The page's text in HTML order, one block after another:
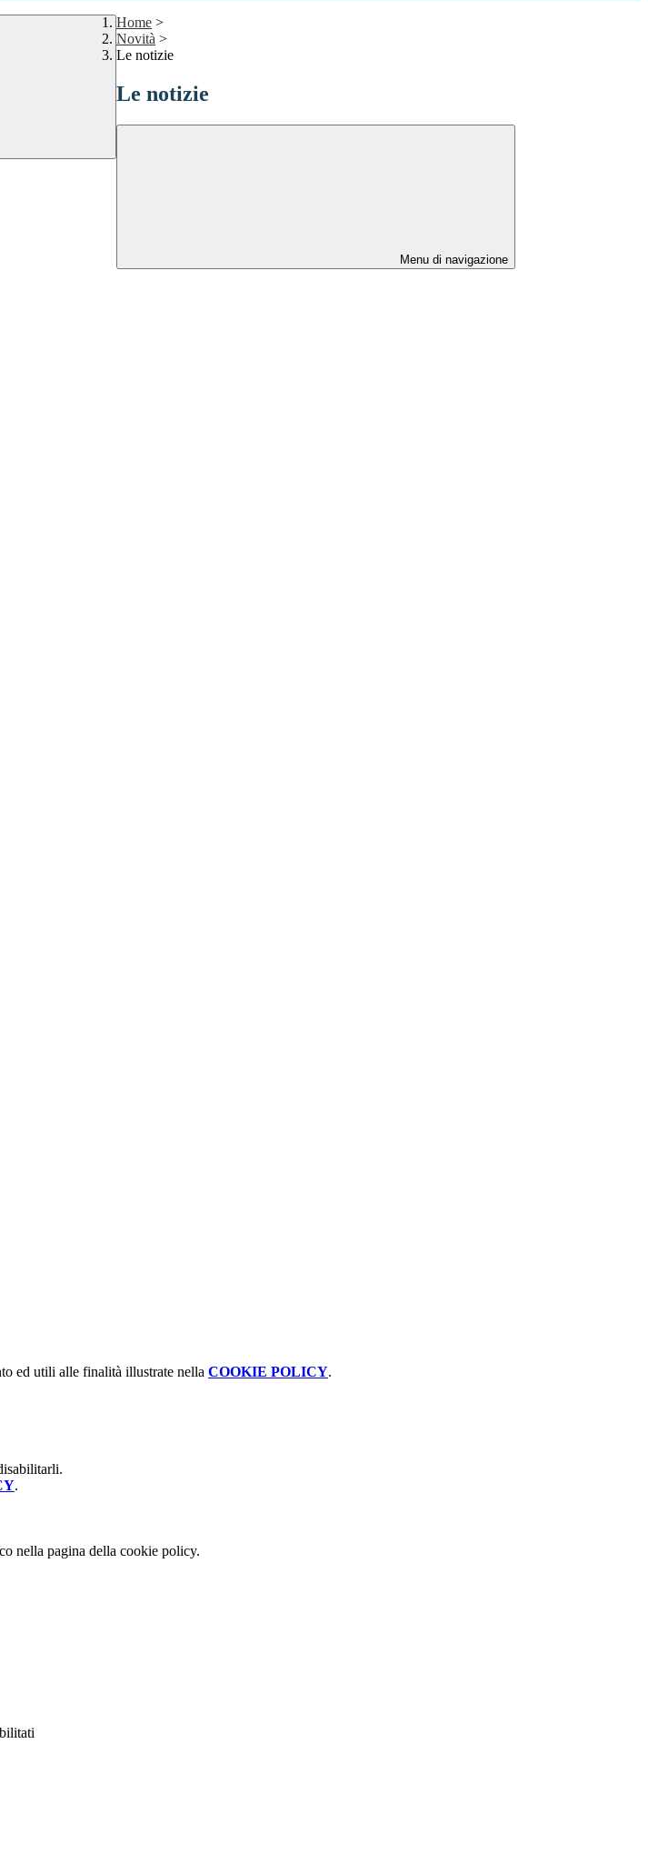
Home >
Novità >
Le notizie
Le notizie
Menu di navigazione
ed utili alle finalità illustrate nella COOKIE POLICY.
.
nella pagina della cookie policy.